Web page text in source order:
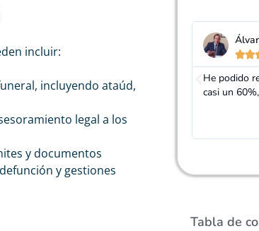
incluir:
incluyendo ataúd,
legal a los
y documentos
y gestiones

el precio de mi seguro de decesos
cumplen con lo que dicen

Gracias
mucho más
Tabla de